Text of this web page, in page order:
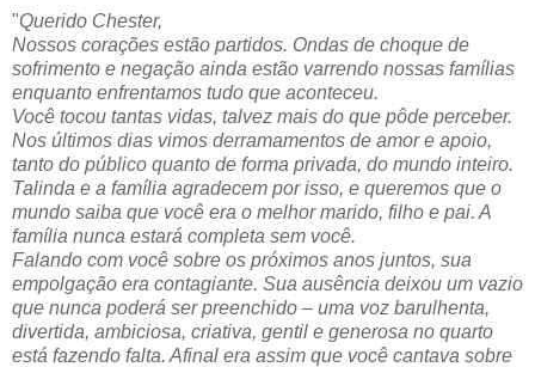
"Querido Chester,
Nossos corações estão partidos. Ondas de choque de
sofrimento e negação ainda estão varrendo nossas famílias
enquanto enfrentamos tudo que aconteceu.
Você tocou tantas vidas, talvez mais do que pôde perceber.
Nos últimos dias vimos derramamentos de amor e apoio,
tanto do público quanto de forma privada, do mundo inteiro.
Talinda e a família agradecem por isso, e queremos que o
mundo saiba que você era o melhor marido, filho e pai. A
família nunca estará completa sem você.
Falando com você sobre os próximos anos juntos, sua
empolgação era contagiante. Sua ausência deixou um vazio
que nunca poderá ser preenchido – uma voz barulhenta,
divertida, ambiciosa, criativa, gentil e generosa no quarto
está fazendo falta. Afinal era assim que você cantava sobre